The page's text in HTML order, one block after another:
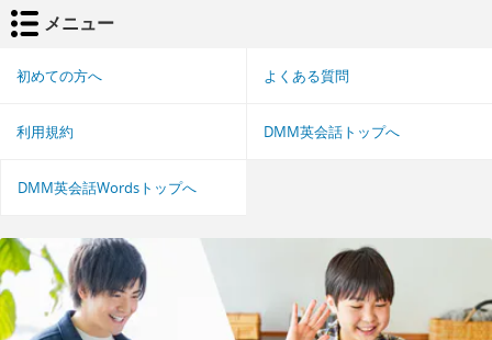
メニュー
初めての方へ よくある質問
利用規約 DMM英会話トップへ
DMM英会話Wordsトップへ